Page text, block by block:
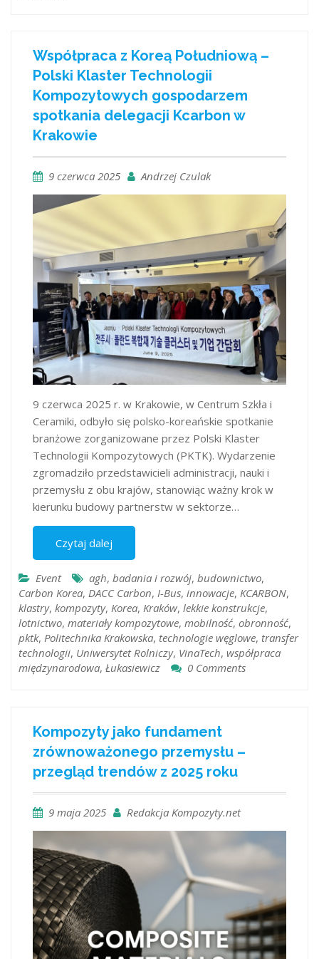
Współpraca z Koreą Południową –
Polski Klaster Technologii
Kompozytowych gospodarzem
spotkania delegacji Kcarbon w
Krakowie
9 czerwca 2025 Andrzej Czulak
9 czerwca 2025 r. w Krakowie, w Centrum Szkła i
Ceramiki, odbyło się polsko-koreańskie spotkanie
branżowe zorganizowane przez Polski Klaster
Technologii Kompozytowych (PKTK). Wydarzenie
zgromadziło przedstawicieli administracji, nauki i
przemysłu z obu krajów, stanowiąc ważny krok w
kierunku budowy partnerstw w sektorze…
Czytaj dalej
Event agh, badania i rozwój, budownictwo,
Carbon Korea, DACC Carbon, I-Bus, innowacje, KCARBON,
klastry, kompozyty, Korea, Kraków, lekkie konstrukcje,
lotnictwo, materiały kompozytowe, mobilność, obronność,
pktk, Politechnika Krakowska, technologie węglowe, transfer
technologii, Uniwersytet Rolniczy, VinaTech, współpraca
międzynarodowa, Łukasiewicz 0 Comments
Kompozyty jako fundament
zrównoważonego przemysłu –
przegląd trendów z 2025 roku
9 maja 2025 Redakcja Kompozyty.net